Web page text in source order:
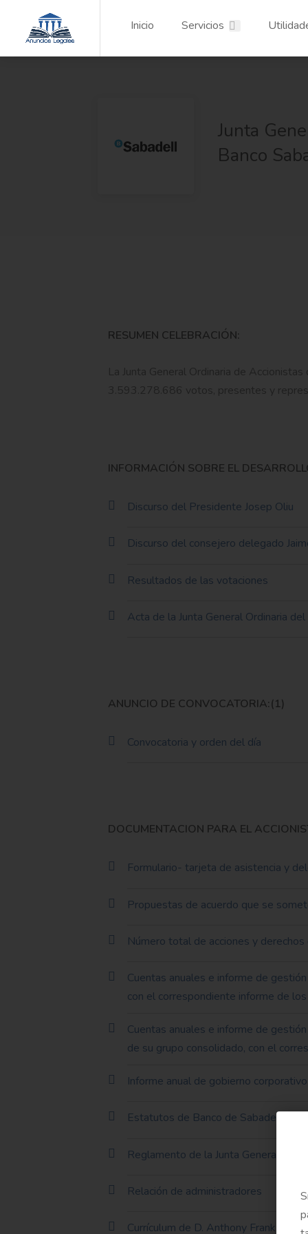
Inicio Servicios
Junta
Banco
RESUMEN CELEBRACIÓN:
INFORMACIÓN SOBRE EL
Discurso del Presidente Josep Oliu
Discurso del consejero delegado
Resultados de las votaciones
Acta de la Junta General Ordinaria
ANUNCIO DE CONVOCATORIA:(1)
Convocatoria y orden del día
DOCUMENTACION PARA EL
Formulario- tarjeta de asistencia y
Propuestas de acuerdo que se
Número total de acciones y
Cuentas anuales e informe de
con el correspondiente informe de
Cuentas anuales e informe de
de su grupo consolidado, con el
Informe anual de gobierno corporativo
Estatutos de Banco de Sabadell, S.A.
Reglamento de la Junta General de
Relación de administradores
Currículum de D. Anthony Frank Elliott